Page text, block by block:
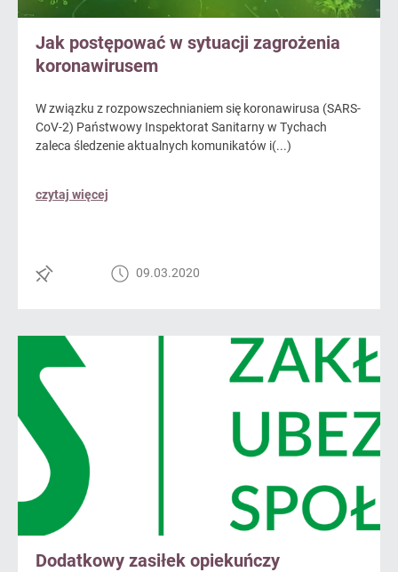
Jak postępować w sytuacji zagrożenia
koronawirusem
W związku z rozpowszechnianiem się koronawirusa (SARS-
CoV-2) Państwowy Inspektorat Sanitarny w Tychach
zaleca śledzenie aktualnych komunikatów i(...)
czytaj więcej
09.03.2020
Dodatkowy zasiłek opiekuńczy